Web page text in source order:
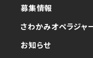
募集情報
さわかみオペラジャ
お知らせ